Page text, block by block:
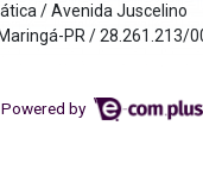
/ Avenida Juscelino
PR / 28.261.213/
Powered by